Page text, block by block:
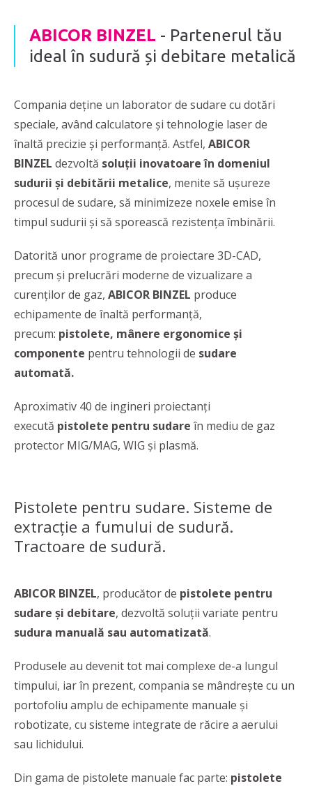
ABICOR BINZEL - Partenerul tău
ideal în sudură și debitare metalică
Compania deține un laborator de sudare cu dotări
speciale, având calculatore şi tehnologie laser de
înaltă precizie şi performanţă. Astfel, ABICOR
BINZEL dezvoltă soluţii inovatoare în domeniul
sudurii și debitării metalice, menite să ușureze
procesul de sudare, să minimizeze noxele emise în
timpul sudurii și să sporească rezistența îmbinării.
Datorită unor programe de proiectare 3D-CAD,
precum și prelucrări moderne de vizualizare a
curenților de gaz, ABICOR BINZEL produce
echipamente de înaltă performanță,
precum: pistolete, mânere ergonomice şi
componente pentru tehnologii de sudare
automată.
Aproximativ 40 de ingineri proiectanți
execută pistolete pentru sudare în mediu de gaz
protector MIG/MAG, WIG şi plasmă.
Pistolete pentru sudare. Sisteme de
extracție a fumului de sudură.
Tractoare de sudură.
ABICOR BINZEL, producător de pistolete pentru
sudare și debitare, dezvoltă soluții variate pentru
sudura manuală sau automatizată.
Produsele au devenit tot mai complexe de-a lungul
timpului, iar în prezent, compania se mândrește cu un
portofoliu amplu de echipamente manuale şi
robotizate, cu sisteme integrate de răcire a aerului
sau lichidului.
Din gama de pistolete manuale fac parte: pistolete